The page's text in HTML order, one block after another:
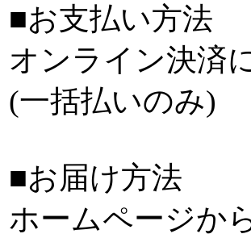
■お支払い方法
オンライン決済
(一括払いのみ)
■お届け方法
ホームページか